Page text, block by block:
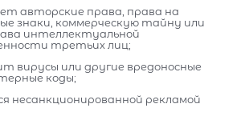
авторские права, права на
знаки, коммерческую тайну или
интеллектуальной
третьих лиц;
вирусы или другие вредоносные
коды;
несанкционированной рекламой